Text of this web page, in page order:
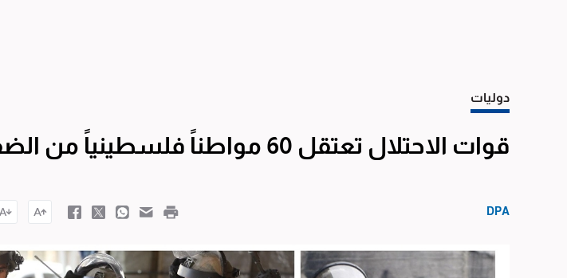
دوليات
قوات الاحتلال تعتقل 60 مواطناً فلسطينياً من الضفة الغربية
DPA